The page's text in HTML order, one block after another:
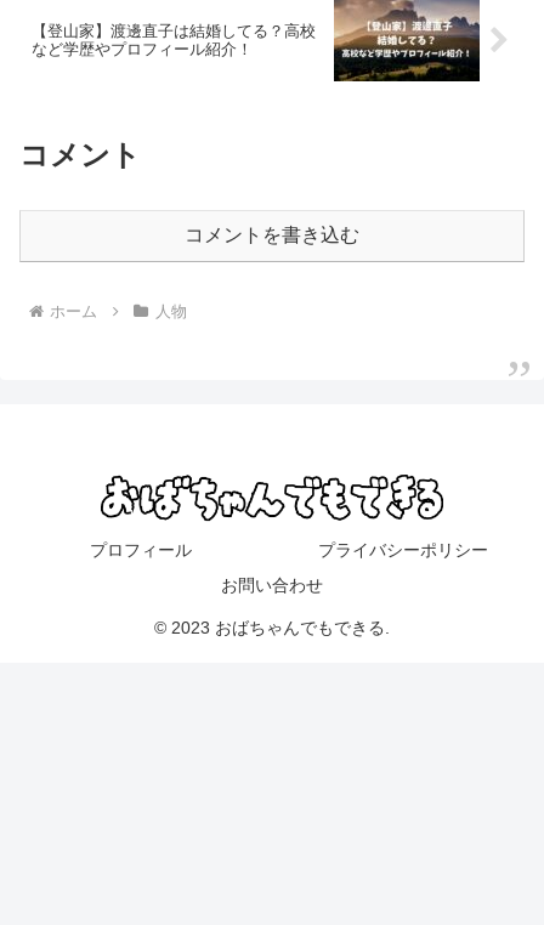
【登山家】渡邊直子は結婚してる？高校
など学歴やプロフィール紹介！
コメント
コメントを書き込む
ホーム 人物
プロフィール
プライバシーポリシー
お問い合わせ
© 2023 おばちゃんでもできる.